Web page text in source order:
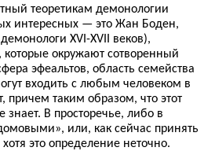
теоретикам демонологии
интересных — это Жан Боден,
XVI-XVII веков),
которые окружают сотворенный
эфеальтов, область семейства
входить с любым человеком в
причем таким образом, что этот
В просторечье, либо в
или, как сейчас принять
это определение неточно.